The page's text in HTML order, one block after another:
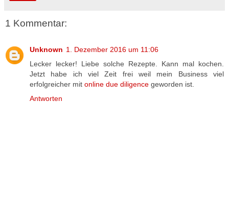
1 Kommentar:
Unknown 1. Dezember 2016 um 11:06
Lecker lecker! Liebe solche Rezepte. Kann mal kochen.
Jetzt habe ich viel Zeit frei weil mein Business viel
erfolgreicher mit online due diligence geworden ist.
Antworten